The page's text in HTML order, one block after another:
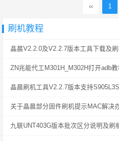
‹‹ 1
刷机教程
晶晨V2.2.0及V2.2.7版本工具下载及
ZN兆能代工M301H_M302H打开adb教
晶晨刷机工具V2.2.7版本支持
关于晶晨部分固件刷机提示MAC解决
九联UNT403G版本批次区分说明及刷